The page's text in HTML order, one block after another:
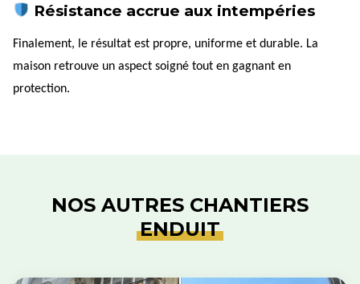
Résistance accrue aux intempéries
Finalement, le résultat est propre, uniforme et durable. La
maison retrouve un aspect soigné tout en gagnant en
protection.
NOS AUTRES CHANTIERS
ENDUIT